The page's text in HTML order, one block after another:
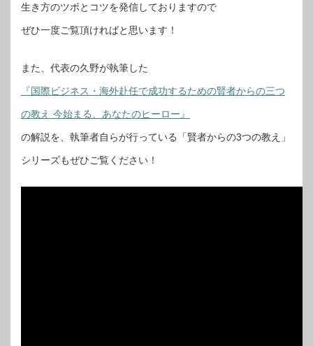
生き方のツボとコツを発信しておりますので
ぜひ一度ご覧頂ければと思います！
また、代表の久野が執筆した
『国際ビジネス・海外赴任で成功するための賢者からの三つ
の教え 今始まる、あなたのヒーロー』
の解説を、執筆者自らが行っている「賢者からの3つの教え」
シリーズもぜひご覧ください！